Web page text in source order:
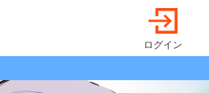
ログイン